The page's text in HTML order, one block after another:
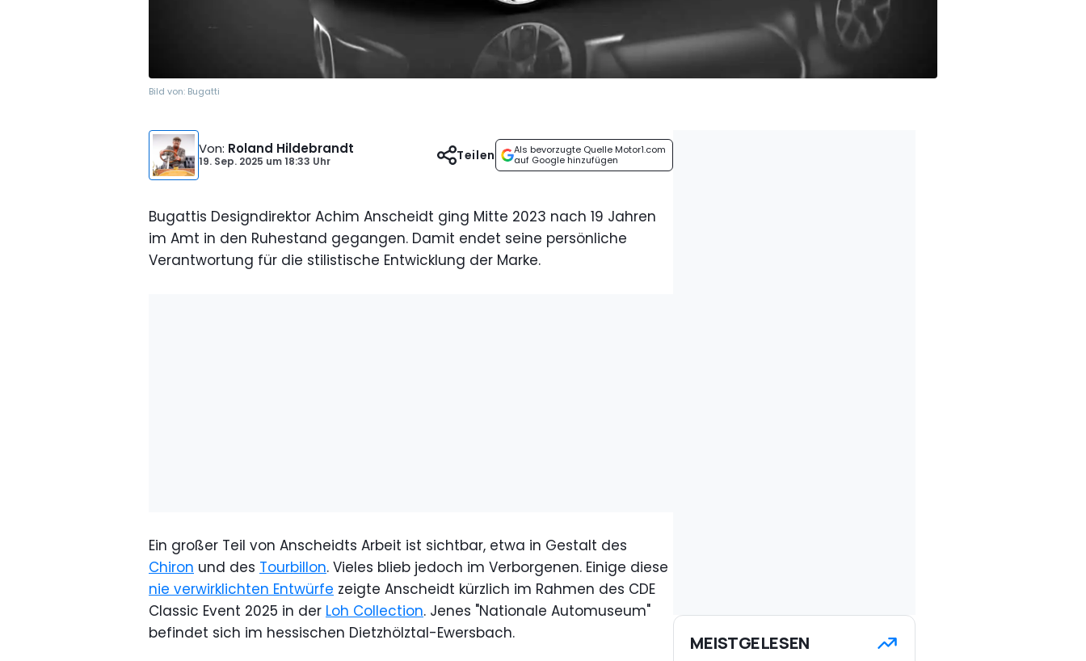
Bild von: Bugatti
Von: Roland Hildebrandt
19. Sep. 2025 um18:33 Uhr
Als bevorzugte Quelle Motor1.com
auf Google hinzufügen
Teilen
Bugattis Designdirektor Achim Anscheidt ging Mitte 2023 nach 19 Jahren
im Amt in den Ruhestand gegangen. Damit endet seine persönliche
Verantwortung für die stilistische Entwicklung der Marke.
Ein großer Teil von Anscheidts Arbeit ist sichtbar, etwa in Gestalt des
Chiron und des Tourbillon. Vieles blieb jedoch im Verborgenen. Einige diese
nie verwirklichten Entwürfe zeigte Anscheidt kürzlich im Rahmen des CDE
Classic Event 2025 in der Loh Collection. Jenes "Nationale Automuseum"
befindet sich im hessischen Dietzhölztal-Ewersbach.
MEISTGELESEN